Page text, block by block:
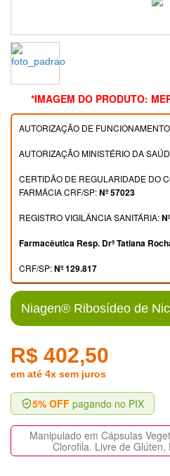
*IMAGEM DO PRODUTO:
AUTORIZAÇÃO DE
AUTORIZAÇÃO MINISTÉRIO DA
CERTIDÃO DE REGULARIDADE DO
FARMÁCIA CRF/SP:Nº 57023
REGISTRO VIGILÂNCIA SANITÁRIA:
Farmacêutica Resp. Drª Tatiana
CRF/SP:Nº 129.817
Niagen® Ribosídeo de
R$ 402,50
em até 4x sem juros
5% OFF pagando no PIX
Manipulado em Cápsulas
Clorofila. Livre de Glúten,